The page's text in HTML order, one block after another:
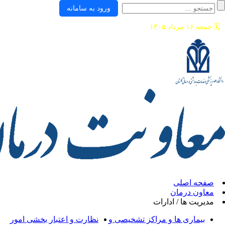
/ ادارات
ها و مراکز تشخیصی و
نظارت و اعتبار بخشی امور